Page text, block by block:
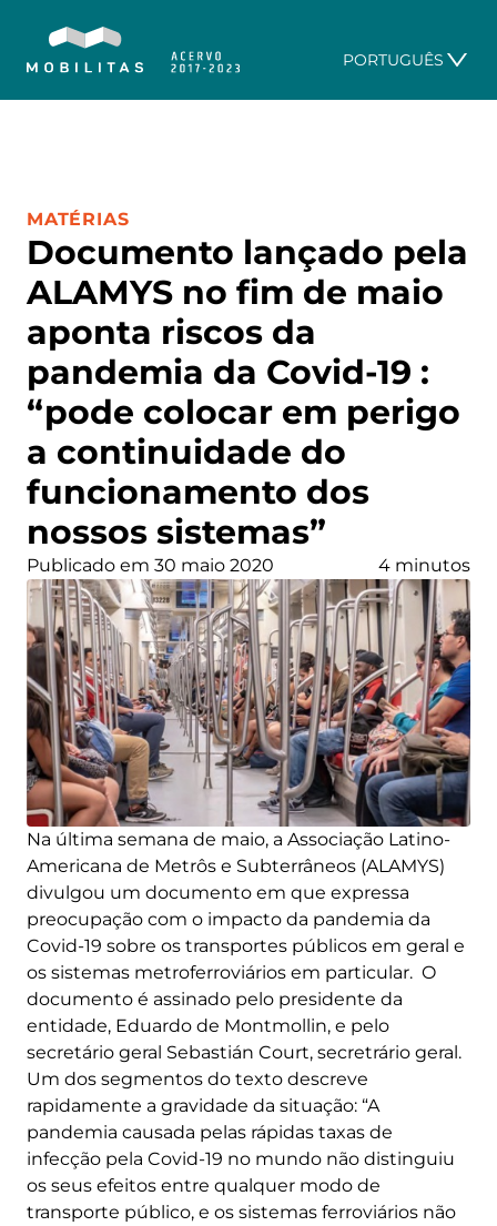
PORTUGUÊS
Documento lançado pela
ALAMYS no fim de maio
aponta riscos da
pandemia da Covid-19 :
“pode colocar em perigo
a continuidade do
funcionamento dos
nossos sistemas”
CATEGORIA:
MATÉRIAS
Publicado em 30 maio 2020 4 minutos
Na última semana de maio, a Associação Latino-
Americana de Metrôs e Subterrâneos (ALAMYS)
divulgou um documento em que expressa
preocupação com o impacto da pandemia da
Covid-19 sobre os transportes públicos em geral e
os sistemas metroferroviários em particular. O
documento é assinado pelo presidente da
entidade, Eduardo de Montmollin, e pelo
secretário geral Sebastián Court, secretrário geral.
Um dos segmentos do texto descreve
rapidamente a gravidade da situação: “A
pandemia causada pelas rápidas taxas de
infecção pela Covid-19 no mundo não distinguiu
os seus efeitos entre qualquer modo de
transporte público, e os sistemas ferroviários não